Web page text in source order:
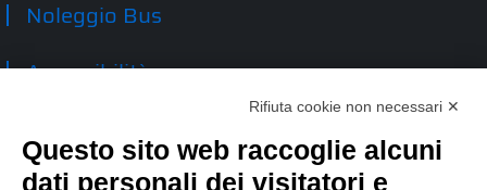
Noleggio Bus
Accessibilità
TEP spa
Rifiuta cookie non necessari ✕
Questo sito web raccoglie alcuni
dati personali dei visitatori e